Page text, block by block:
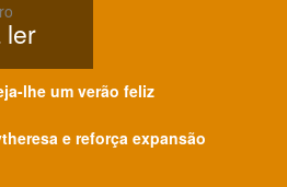
ler
lhe um verão feliz
e reforça expansão